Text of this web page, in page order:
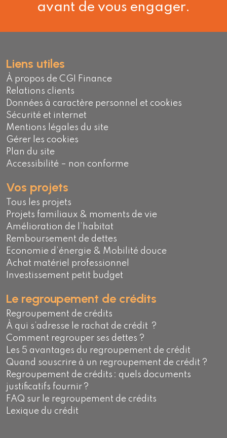
avant de vous engager.
Liens utiles
À propos de CGI Finance
Relations clients
Données à caractère personnel et cookies
Sécurité et internet
Mentions légales du site
Gérer les cookies
Plan du site
Accessibilité – non conforme
Vos projets
Tous les projets
Projets familiaux & moments de vie
Amélioration de l’habitat
Remboursement de dettes
Economie d’énergie & Mobilité douce
Achat matériel professionnel
Investissement petit budget
Le regroupement de crédits
Regroupement de crédits
À qui s’adresse le rachat de crédit ?
Comment regrouper ses dettes ?
Les 5 avantages du regroupement de crédit
Quand souscrire à un regroupement de crédit ?
Regroupement de crédits : quels documents
justificatifs fournir ?
FAQ sur le regroupement de crédits
Lexique du crédit